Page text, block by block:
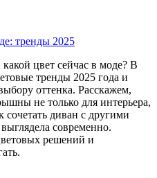
тренды 2025
цвет сейчас в моде? В
тренды 2025 года и
оттенка. Расскажем,
не только для интерьера,
диван с другими
современно.
решений и